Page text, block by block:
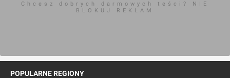
Chcesz dobrych darmowych teści? NIE
BLOKUJ REKLAM
POPULARNE REGIONY